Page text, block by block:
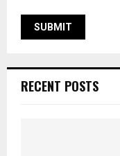
RECENT POSTS